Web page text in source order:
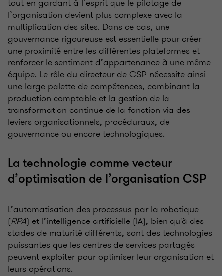
tout en gardant à l’esprit que le pilotage de
l’organisation devient plus complexe avec la
multiplication des sites. Dans ce cas, une
gouvernance rigoureuse est essentielle pour créer
une proximité entre les différentes plateformes et
renforcer le sentiment d’appartenance à une même
équipe. Le rôle du directeur de CSP nécessite ainsi
une large palette de compétences, combinant la
production comptable et la gestion de la
transformation continue de la fonction via des
leviers organisationnels, procéduraux, de
gouvernance ou encore technologiques.
La technologie comme vecteur
d’optimisation de l’organisation CSP
L’automatisation des processus par la robotique
(RPA) et l’intelligence artificielle (IA), bien qu'à des
stades de maturité différents, sont des technologies
puissantes que les centres de services partagés
peuvent exploiter pour optimiser leur organisation et
leurs opérations.